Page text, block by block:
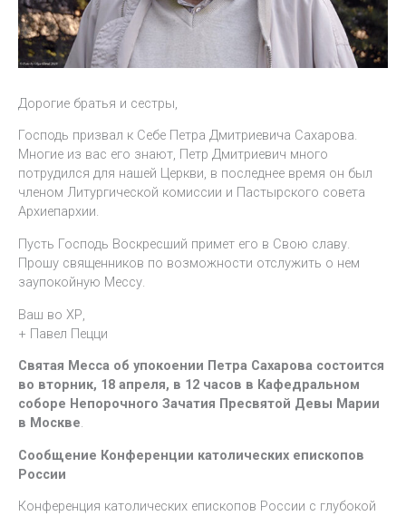
Дорогие братья и сестры,
Господь призвал к Себе Петра Дмитриевича Сахарова.
Многие из вас его знают, Петр Дмитриевич много
потрудился для нашей Церкви, в последнее время он был
членом Литургической комиссии и Пастырского совета
Архиепархии.
Пусть Господь Воскресший примет его в Свою славу.
Прошу священников по возможности отслужить о нем
заупокойную Мессу.
Ваш во ХР,
+ Павел Пецци
Святая Месса об упокоении Петра Сахарова состоится
во вторник, 18 апреля, в 12 часов в Кафедральном
соборе Непорочного Зачатия Пресвятой Девы Марии
в Москве.
Сообщение Конференции католических епископов
России
Конференция католических епископов России с глубокой